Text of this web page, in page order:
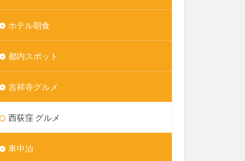
ホテル朝食
都内スポット
吉祥寺グルメ
西荻窪 グルメ
車中泊